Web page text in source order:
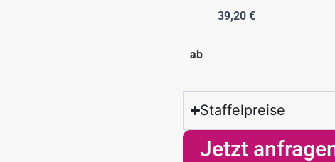
39,20€
ab
Staffelpreise
Jetzt